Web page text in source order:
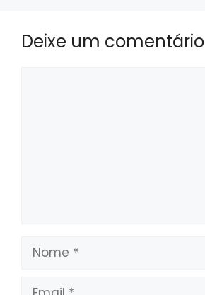
Deixe um comentário
Nome
Email